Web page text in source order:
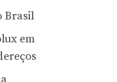
Brasil
em